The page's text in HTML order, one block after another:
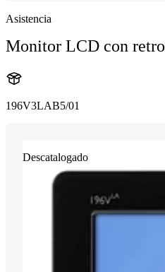
Asistencia
Monitor LCD con
196V3LAB5/01
Descatalogado